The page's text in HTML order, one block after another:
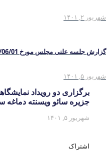
شهریور ۲, ۱۴۰۱
گزارش جلسه علنی مجلس مورخ 1401/06/01
شهریور ۵, ۱۴۰۱
برگزاری دو رویداد
جزیره سائو ویسنته دماغه
شهریور ۵, ۱۴۰۱
اشتراک